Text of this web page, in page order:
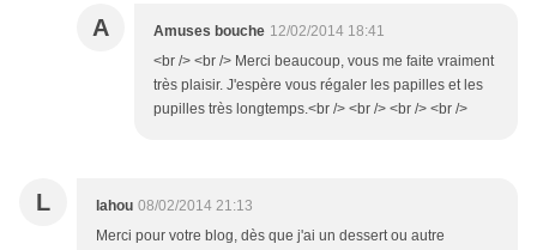
A Amuses bouche 12/02/2014 18:41
<br /> <br /> Merci beaucoup, vous me faite vraiment
très plaisir. J'espère vous régaler les papilles et les
pupilles très longtemps.<br /> <br /> <br /> <br />
L lahou 08/02/2014 21:13
Merci pour votre blog, dès que j'ai un dessert ou autre